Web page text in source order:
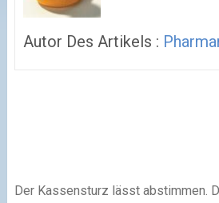
Autor Des Artikels :
Der Kassensturz lässt abstimmen.